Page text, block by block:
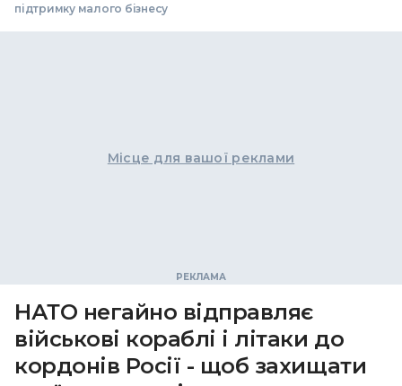
підтримку малого бізнесу
Місце для вашої реклами
НАТО негайно відправляє
військові кораблі і літаки до
кордонів Росії - щоб захищати